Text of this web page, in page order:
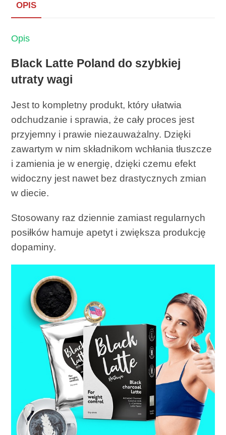
OPIS
Opis
Black Latte Poland do szybkiej
utraty wagi
Jest to kompletny produkt, który ułatwia
odchudzanie i sprawia, że ​​cały proces jest
przyjemny i prawie niezauważalny. Dzięki
zawartym w nim składnikom wchłania tłuszcze
i zamienia je w energię, dzięki czemu efekt
widoczny jest nawet bez drastycznych zmian
w diecie.
Stosowany raz dziennie zamiast regularnych
posiłków hamuje apetyt i zwiększa produkcję
dopaminy.